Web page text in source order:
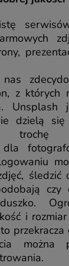
z których
Unsplash
dzielą
dla
śledzić
czy
i
można